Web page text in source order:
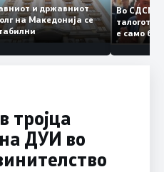
Јавниот и државниот
долг на Македонија се
стабилни
Во
е само
копија
Заев
тројца
ДУИ во